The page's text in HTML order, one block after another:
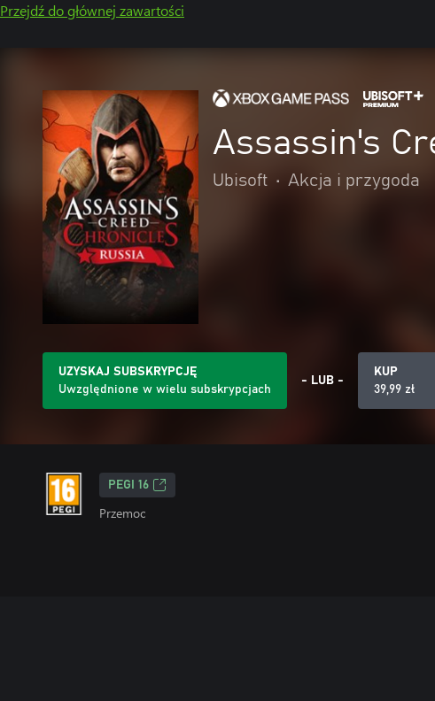
Przejdź do głównej zawartości
Assassin's
Ubisoft • Akcja i przygoda
UZYSKAJ SUBSKRYPCJĘ
Uwzględnione w wielu subskrypcjach
- LUB -
KUP
39,99 zł
PEGI 16
Przemoc